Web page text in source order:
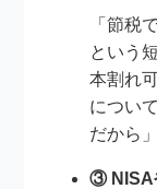
「節税
という
本割れ
につい
だから
③ NISA